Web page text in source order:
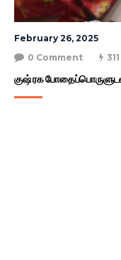
February 26, 2025
0 Comment
குஷ் ரக